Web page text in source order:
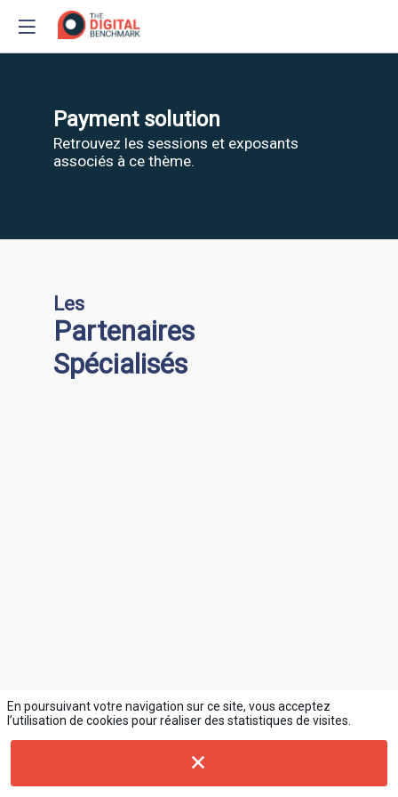
Payment solution
Retrouvez les sessions et exposants
associés à ce thème.
Les
Partenaires
Spécialisés
En poursuivant votre navigation sur ce site, vous acceptez
l’utilisation de cookies pour réaliser des statistiques de visites.